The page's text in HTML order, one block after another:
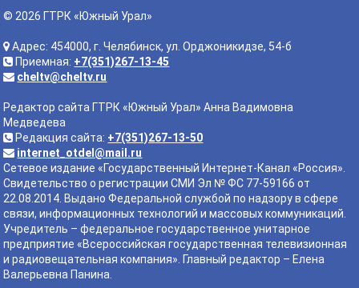
© 2026 ГТРК «Южный Урал»
Адрес: 454000, г. Челябинск, ул. Орджоникидзе, 54-б
Приемная: +7(351)267-13-45
cheltv@cheltv.ru
Редактор сайта ГТРК «Южный Урал» Анна Вадимовна
Медведева
Редакция сайта: +7(351)267-13-50
internet_otdel@mail.ru
Сетевое издание «Государственный Интернет-Канал «Россия».
Свидетельство о регистрации СМИ Эл № ФС 77-59166 от
22.08.2014. Выдано Федеральной службой по надзору в сфере
связи, информационных технологий и массовых коммуникаций.
Учредитель – федеральное государственное унитарное
предприятие «Всероссийская государственная телевизионная
и радиовещательная компания». Главный редактор – Елена
Валерьевна Панина.